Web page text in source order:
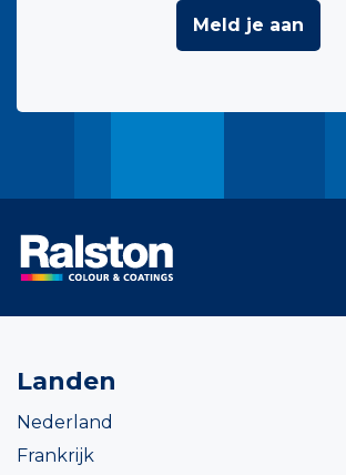
Meld je aan
Landen
Nederland
Frankrijk